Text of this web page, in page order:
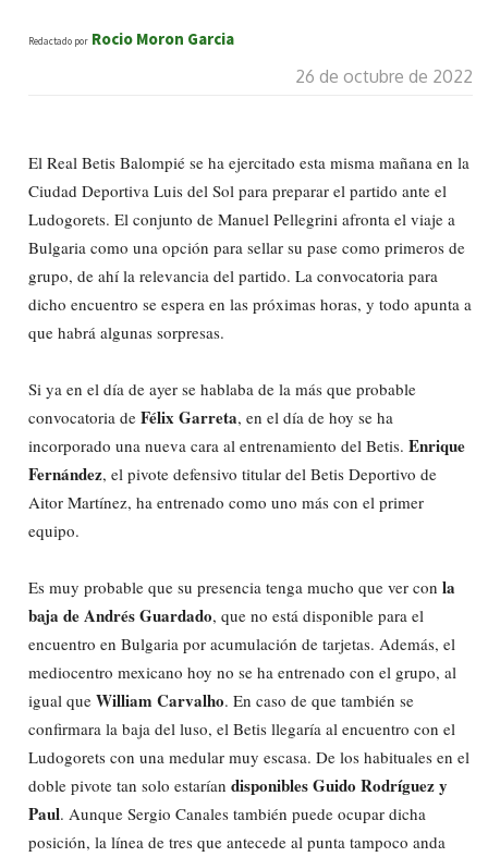
Redactado por Rocio Moron Garcia
26 de octubre de 2022
El Real Betis Balompié se ha ejercitado esta misma mañana en la
Ciudad Deportiva Luis del Sol para preparar el partido ante el
Ludogorets. El conjunto de Manuel Pellegrini afronta el viaje a
Bulgaria como una opción para sellar su pase como primeros de
grupo, de ahí la relevancia del partido. La convocatoria para
dicho encuentro se espera en las próximas horas, y todo apunta a
que habrá algunas sorpresas.
Si ya en el día de ayer se hablaba de la más que probable
convocatoria de Félix Garreta, en el día de hoy se ha
incorporado una nueva cara al entrenamiento del Betis. Enrique
Fernández, el pivote defensivo titular del Betis Deportivo de
Aitor Martínez, ha entrenado como uno más con el primer
equipo.
Es muy probable que su presencia tenga mucho que ver con la
baja de Andrés Guardado, que no está disponible para el
encuentro en Bulgaria por acumulación de tarjetas. Además, el
mediocentro mexicano hoy no se ha entrenado con el grupo, al
igual que William Carvalho. En caso de que también se
confirmara la baja del luso, el Betis llegaría al encuentro con el
Ludogorets con una medular muy escasa. De los habituales en el
doble pivote tan solo estarían disponibles Guido Rodríguez y
Paul. Aunque Sergio Canales también puede ocupar dicha
posición, la línea de tres que antecede al punta tampoco anda